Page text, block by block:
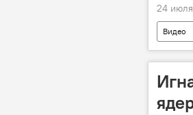
24
Видео